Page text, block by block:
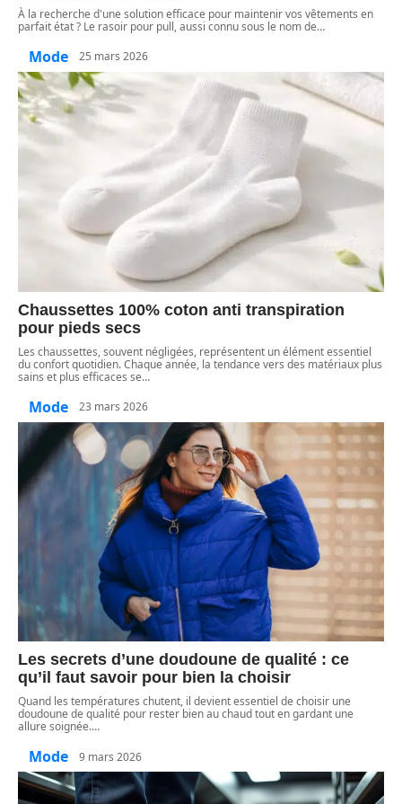
À la recherche d'une solution efficace pour maintenir vos vêtements en
parfait état ? Le rasoir pour pull, aussi connu sous le nom de…
Mode 25 mars 2026
Chaussettes 100% coton anti transpiration
pour pieds secs
Les chaussettes, souvent négligées, représentent un élément essentiel
du confort quotidien. Chaque année, la tendance vers des matériaux plus
sains et plus efficaces se…
Mode 23 mars 2026
Les secrets d’une doudoune de qualité : ce
qu’il faut savoir pour bien la choisir
Quand les températures chutent, il devient essentiel de choisir une
doudoune de qualité pour rester bien au chaud tout en gardant une
allure soignée.…
Mode 9 mars 2026